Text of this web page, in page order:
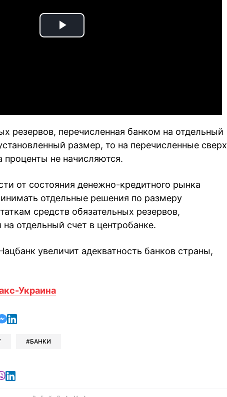
Play
резервов, перечисленная банком на отдельный
размер, то на перечисленные сверх
проценты не начисляются.
от состояния денежно-кредитного рынка
отдельные решения по размеру
средств обязательных резервов,
отдельный счет в центробанке.
увеличит адекватность банков страны,
Украина
Telegram
в Facebook
в Xв Viber
в Whatsapp
отправить в Messenger
отправить в LinkedIn
БАНКИ
в Facebook
в X в Google news
Читайте в Viber
Читайте в LinkedIn